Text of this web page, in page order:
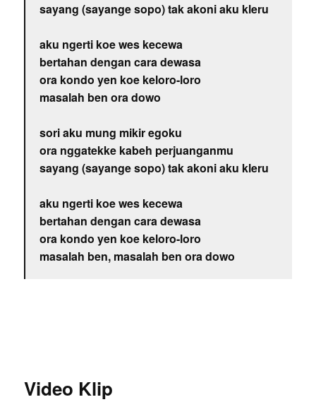
sayang (sayange sopo) tak akoni aku kleru
aku ngerti koe wes kecewa
bertahan dengan cara dewasa
ora kondo yen koe keloro-loro
masalah ben ora dowo
sori aku mung mikir egoku
ora nggatekke kabeh perjuanganmu
sayang (sayange sopo) tak akoni aku kleru
aku ngerti koe wes kecewa
bertahan dengan cara dewasa
ora kondo yen koe keloro-loro
masalah ben, masalah ben ora dowo
Video Klip